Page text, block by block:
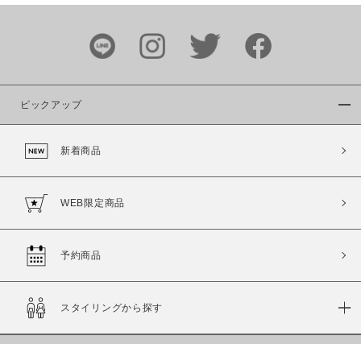
ブランド
カラー
ピックアップ
新着商品
WEB限定商品
予約商品
スタイリングから探す